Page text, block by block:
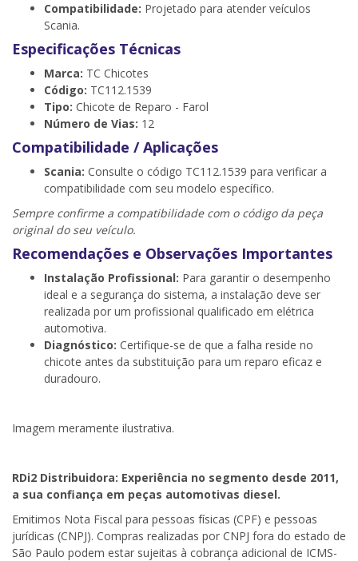
Compatibilidade: Projetado para atender veículos
Scania.
Especificações Técnicas
Marca: TC Chicotes
Código: TC112.1539
Tipo: Chicote de Reparo - Farol
Número de Vias: 12
Compatibilidade / Aplicações
Scania: Consulte o código TC112.1539 para verificar a
compatibilidade com seu modelo específico.
Sempre confirme a compatibilidade com o código da peça
original do seu veículo.
Recomendações e Observações Importantes
Instalação Profissional: Para garantir o desempenho
ideal e a segurança do sistema, a instalação deve ser
realizada por um profissional qualificado em elétrica
automotiva.
Diagnóstico: Certifique-se de que a falha reside no
chicote antes da substituição para um reparo eficaz e
duradouro.
Imagem meramente ilustrativa.
RDi2 Distribuidora: Experiência no segmento desde 2011,
a sua confiança em peças automotivas diesel.
Emitimos Nota Fiscal para pessoas físicas (CPF) e pessoas
jurídicas (CNPJ). Compras realizadas por CNPJ fora do estado de
São Paulo podem estar sujeitas à cobrança adicional de ICMS-